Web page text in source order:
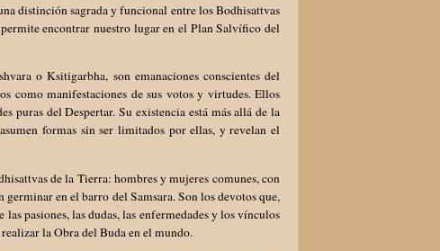
distinción sagrada y funcional entre los Bodhisattvas
encontrar nuestro lugar en el Plan Salvífico del
o Ksitigarbha, son emanaciones conscientes del
como manifestaciones de sus votos y virtudes. Ellos
puras del Despertar. Su existencia está más allá de la
formas sin ser limitados por ellas, y revelan el
de la Tierra: hombres y mujeres comunes, con
en el barro del Samsara. Son los devotos que,
pasiones, las dudas, las enfermedades y los vínculos
la Obra del Buda en el mundo.